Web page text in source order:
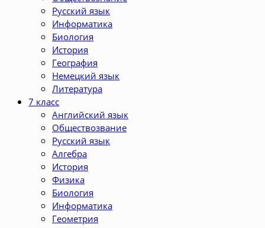
Русский язык
Информатика
Биология
История
География
Немецкий язык
Литература
7 класс
Английский язык
Обществозвание
Русский язык
Алгебра
История
Физика
Биология
Информатика
Геометрия